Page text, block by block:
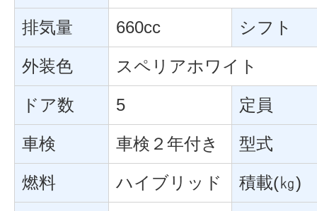
排気量 660cc シフト
外装色 スペリアホワイト
ドア数 5 定員
車検 車検２年付き 型式
燃料 ハイブリッド 積載(㎏)